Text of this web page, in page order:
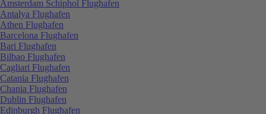
Amsterdam Schiphol Flughafen
Antalya Flughafen
Athen Flughafen
Barcelona Flughafen
Bari Flughafen
Bilbao Flughafen
Cagliari Flughafen
Catania Flughafen
Chania Flughafen
Dublin Flughafen
Edinburgh Flughafen